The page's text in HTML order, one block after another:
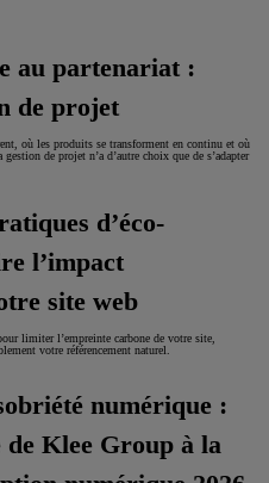
au partenariat :
de projet
où les produits se transforment en continu et où
de projet n’a d’autre choix que de s’adapter
d’éco-
l’impact
site web
limiter l’empreinte carbone de votre site,
votre référencement naturel.
numérique :
de Klee Group à la